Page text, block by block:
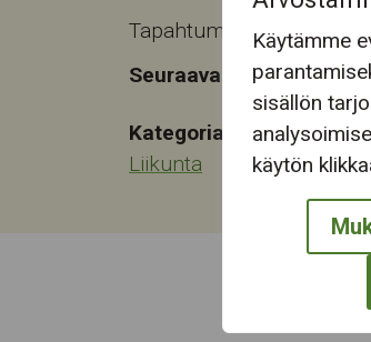
Käytämme
sisällön
käytön
Tapahtuma päättyi ti
Seuraava tapahtuma-
Kategoriat:
Liikunta
←